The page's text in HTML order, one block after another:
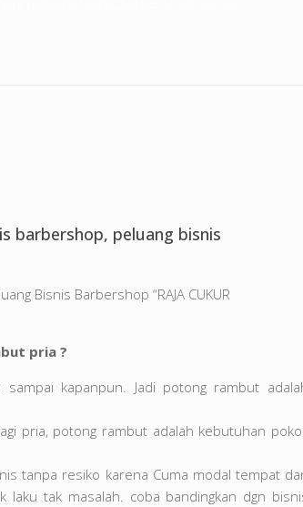
barbershop, peluang bisnis
Bisnis Barbershop “RAJA CUKUR
pria ?
kapanpun. Jadi potong rambut
pria, potong rambut adalah kebutuhan
tanpa resiko karena Cuma modal tempat
tak masalah. coba bandingkan dgn